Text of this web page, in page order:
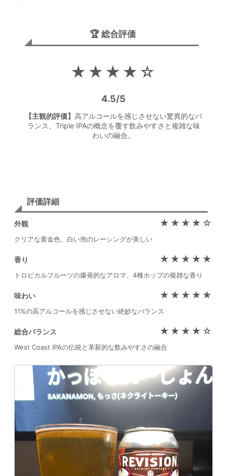
🏆 総合評価
★★★★☆
4.5/5
【主観的評価】 高アルコールを感じさせない驚異的なバ
ランス。Triple IPAの概念を覆す飲みやすさと複雑な味
わいの融合。
評価詳細
外観 ★★★★☆
クリアな黄金色、白い泡のレーシングが美しい
香り ★★★★★
トロピカルフルーツの爆発的なアロマ、4種ホップの複雑な香り
味わい ★★★★★
11%の高アルコールを感じさせない絶妙なバランス
総合バランス ★★★★☆
West Coast IPAの伝統と革新的な飲みやすさの融合